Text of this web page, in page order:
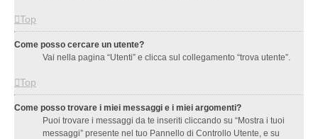
Top
Come posso cercare un utente?
Vai nella pagina “Utenti” e clicca sul collegamento “trova utente”.
Top
Come posso trovare i miei messaggi e i miei argomenti?
Puoi trovare i messaggi da te inseriti cliccando su “Mostra i tuoi
messaggi” presente nel tuo Pannello di Controllo Utente, e su